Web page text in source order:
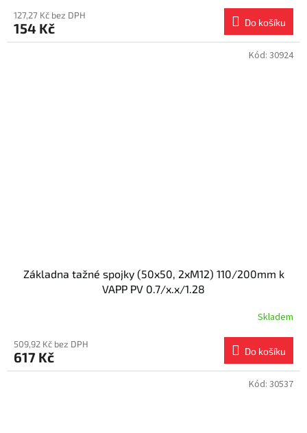
127,27 Kč bez DPH
154 Kč Do košíku
Základna tažné spojky (50x50, 2xM12) 110/200mm k
VAPP PV 0.7/x.x/1.28
Skladem
509,92 Kč bez DPH
617 Kč Do košíku
Kód: 30924
Kód: 30537